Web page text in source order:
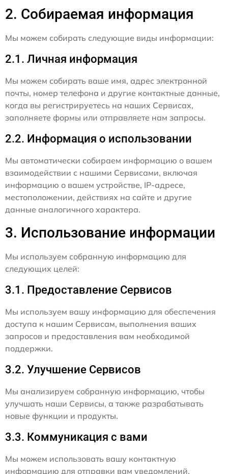
2. Собираемая информация
Мы можем собирать следующие виды информации:
2.1. Личная информация
Мы можем собирать ваше имя, адрес электронной
почты, номер телефона и другие контактные данные,
когда вы регистрируетесь на наших Сервисах,
заполняете формы или отправляете нам запросы.
2.2. Информация о использовании
Мы автоматически собираем информацию о вашем
взаимодействии с нашими Сервисами, включая
информацию о вашем устройстве, IP-адресе,
местоположении, действиях на сайте и другие
данные аналогичного характера.
3. Использование информации
Мы используем собранную информацию для
следующих целей:
3.1. Предоставление Сервисов
Мы используем вашу информацию для обеспечения
доступа к нашим Сервисам, выполнения ваших
запросов и предоставления вам необходимой
поддержки.
3.2. Улучшение Сервисов
Мы анализируем собранную информацию, чтобы
улучшать наши Сервисы, а также разрабатывать
новые функции и продукты.
3.3. Коммуникация с вами
Мы можем использовать вашу контактную
информацию для отправки вам уведомлений,